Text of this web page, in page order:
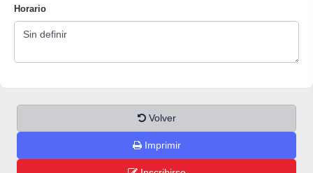
Horario
Volver
Imprimir